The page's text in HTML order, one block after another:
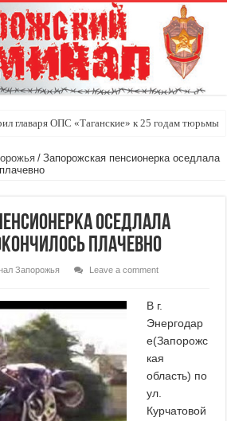
главаря ОПС «Таганские» к 25 годам тюрьмы
/ Запорожская пенсионерка оседлала
оседлала
плачевно
Запорожья
Leave a comment
В г.
Энергодар
е(Запорожс
кая
область) по
ул.
Курчатовой